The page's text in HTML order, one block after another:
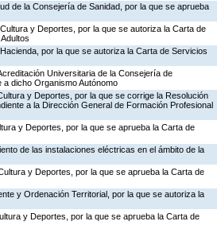
de la Consejería de Sanidad, por la que se aprueba
y Deportes, por la que se autoriza la Carta de
por la que se autoriza la Carta de Servicios
Universitaria de la Consejería de
dicho Organismo Autónomo
y Deportes, por la que se corrige la Resolución
a la Dirección General de Formación Profesional
y Deportes, por la que se aprueba la Carta de
de las instalaciones eléctricas en el ámbito de la
y Deportes, por la que se aprueba la Carta de
y Ordenación Territorial, por la que se autoriza la
y Deportes, por la que se aprueba la Carta de